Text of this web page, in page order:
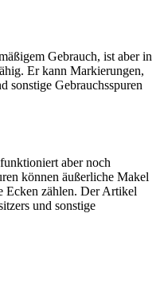
Gebrauch, ist aber in
Er kann Markierungen,
sonstige Gebrauchsspuren
aber noch
können äußerliche Makel
Ecken zählen. Der Artikel
und sonstige